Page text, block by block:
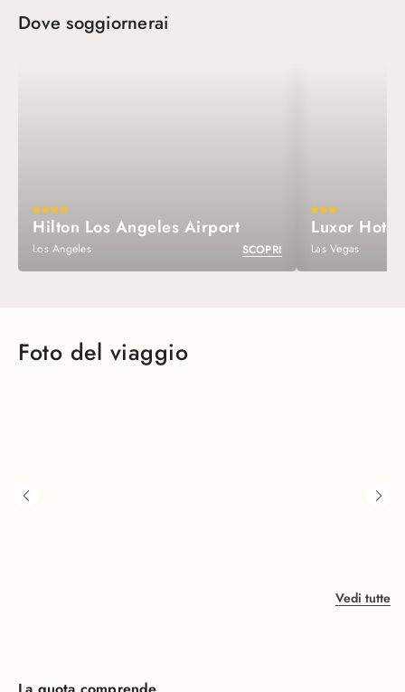
Dove soggiornerai
Hilton Los Angeles Airport
Los Angeles SCOPRI
Luxor
Las Vegas
Foto del viaggio
Vedi tutte